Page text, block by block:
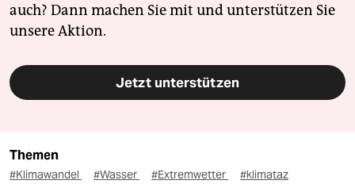
auch? Dann machen Sie mit und unterstützen Sie
unsere Aktion.
Jetzt unterstützen
Themen
#Klimawandel #Wasser #Extremwetter #klimataz